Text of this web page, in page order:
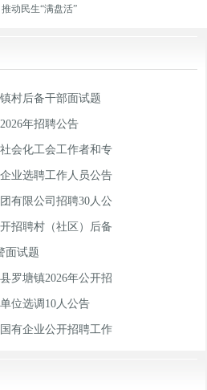
动民生“满盘活”
村后备干部面试题
年招聘公告
会化工会工作者和专
业选聘工作人员公告
有限公司招聘30人公
招聘村（社区）后备
面试题
罗塘镇2026年公开招
位选调10人公告
有企业公开招聘工作